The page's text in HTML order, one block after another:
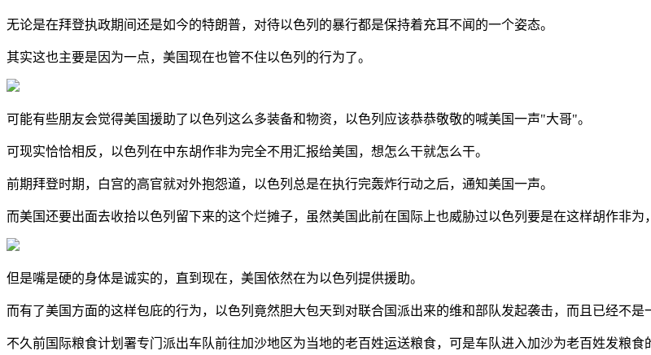
无论是在拜登执政期间还是如今的特朗普，对待以色列的暴行都是保持着充耳不闻的一个姿态。
其实这也主要是因为一点，美国现在也管不住以色列的行为了。
可能有些朋友会觉得美国援助了以色列这么多装备和物资，以色列应该恭恭敬敬的喊美国一声"大哥"。
可现实恰恰相反，以色列在中东胡作非为完全不用汇报给美国，想怎么干就怎么干。
前期拜登时期，白宫的高官就对外抱怨道，以色列总是在执行完轰炸行动之后，通知美国一声。
而美国还要出面去收拾以色列留下来的这个烂摊子，虽然美国此前在国际上也威胁过以色列要是在这样胡作非为
但是嘴是硬的身体是诚实的，直到现在，美国依然在为以色列提供援助。
而有了美国方面的这样包庇的行为，以色列竟然胆大包天到对联合国派出来的维和部队发起袭击，而且已经不是
不久前国际粮食计划署专门派出车队前往加沙地区为当地的老百姓运送粮食，可是车队进入加沙为老百姓发粮食